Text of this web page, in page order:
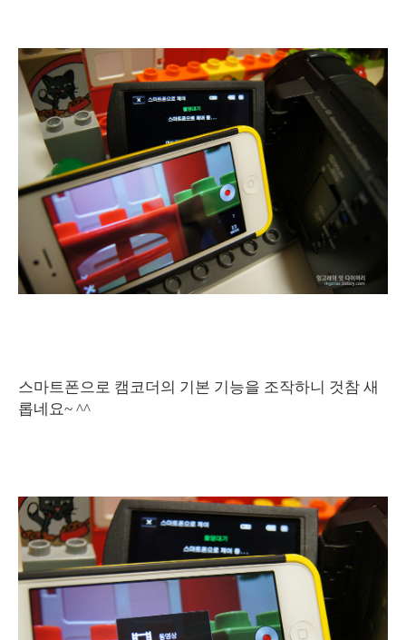
스마트폰으로 캠코더의 기본 기능을 조작하니 것참 새
롭네요~ ^^